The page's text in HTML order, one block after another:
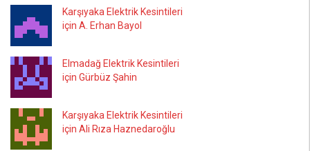
Karşıyaka Elektrik Kesintileri
için A. Erhan Bayol
Elmadağ Elektrik Kesintileri
için Gürbüz Şahin
Karşıyaka Elektrik Kesintileri
için Ali Rıza Haznedaroğlu